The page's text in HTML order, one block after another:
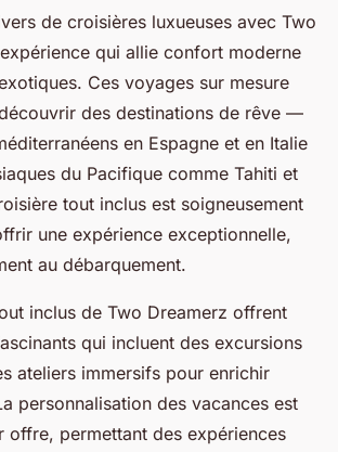
de croisières luxueuses avec Two
qui allie confort moderne
Ces voyages sur mesure
des destinations de rêve —
en Espagne et en Italie
du Pacifique comme Tahiti et
tout inclus est soigneusement
une expérience exceptionnelle,
au débarquement.
inclus de Two Dreamerz offrent
qui incluent des excursions
ateliers immersifs pour enrichir
personnalisation des vacances est
permettant des expériences